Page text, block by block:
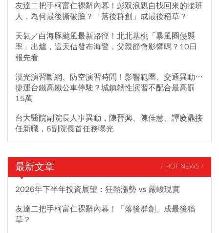
友達二把手柯富仁裸辭內幕！彭双浪親自找回來的接班
人，為何最後撕破臉？「落後群創」成最後稻草？
天氣／白海豚颱風最新路徑！北北基桃「暴風圈侵襲
率」出爐，這天估發布海警，父親節會影響嗎？10日
報先看
漢光演習斷網、防空演習時間！影響範圍、交通異動…
捷運台鐵高鐵公車停駛？城鎮韌性演習不配合最高罰
15萬
台大醫院副院長人事異動，陳晉興、陳佳慧、譚慶鼎接
任新職，6副院長首任務曝光
最新文章 / HOT NEWS /
2026年下半年投資展望：狂熱漲勢 vs 嚴峻現實
友達二把手柯富仁裸辭內幕！「落後群創」成最後稻
草？